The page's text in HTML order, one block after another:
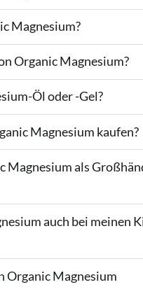
Magnesium?
Organic Magnesium?
Öl oder -Gel?
Magnesium kaufen?
Magnesium als
auch bei meinen
Organic Magnesium